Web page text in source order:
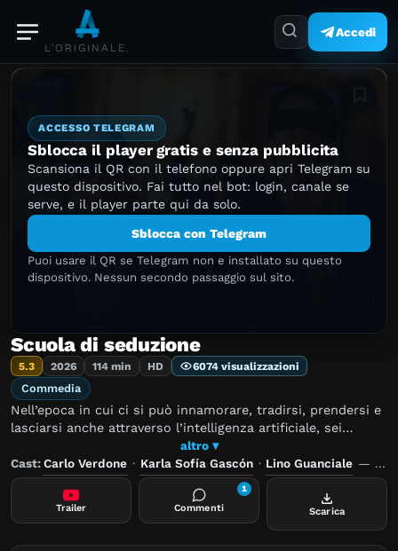
L'ORIGINALE.
Accedi
ACCESSO TELEGRAM
Sblocca il player gratis e senza pubblicita
Scansiona il QR con il telefono oppure apri Telegram su
questo dispositivo. Fai tutto nel bot: login, canale se
serve, e il player parte qui da solo.
Sblocca con Telegram
Puoi usare il QR se Telegram non e installato su questo
dispositivo. Nessun secondo passaggio sul sito.
Scuola di seduzione
5.3 2026 114 min HD 6074 visualizzazioni
Commedia
Nell’epoca in cui ci si può innamorare, tradirsi, prendersi e
lasciarsi anche attraverso l’intelligenza artificiale, sei
personaggi accomunati da insicurezze e fragilità affettive si
rivolgono a una love coach per interpretare e indirizzare le
proprie vite. C’è chi cerca l’amore, chi vuole salvarlo e chi
non smette di interrogarsi sul passato.
altro ▾
Cast:Carlo Verdone · Karla Sofía Gascón · Lino Guanciale —
Trailer Commenti
1
Scarica